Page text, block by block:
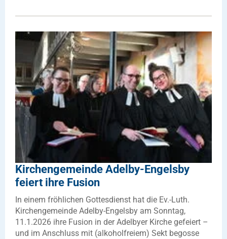
Kirchengemeinde Adelby-Engelsby
feiert ihre Fusion
In einem fröhlichen Gottesdienst hat die Ev.-Luth.
Kirchengemeinde Adelby-Engelsby am Sonntag,
11.1.2026 ihre Fusion in der Adelbyer Kirche gefeiert –
und im Anschluss mit (alkoholfreiem) Sekt begosse